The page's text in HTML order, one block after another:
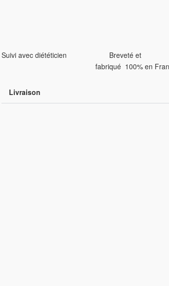
Suivi avec diététicien
Breveté et
fabriqué 100% en
Livraison